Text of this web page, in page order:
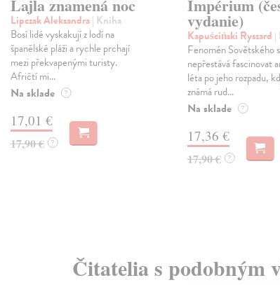
Lajla znamená noc
Lipczak Aleksandra| Kniha
Bosí lidé vyskakují z lodí na
španělské pláži a rychle prchají
mezi překvapenými turisty.
Afričtí mi...
Na sklade ?
17,01 €
17,90 € ?
Impérium
vydanie)
Kapuściński Ryszard |
Fenomén Sovětského
nepřestává fascinovat
léta po jeho rozpadu,
známá rud...
Na sklade ?
17,36 €
17,90 € ?
Čitatelia s podobným